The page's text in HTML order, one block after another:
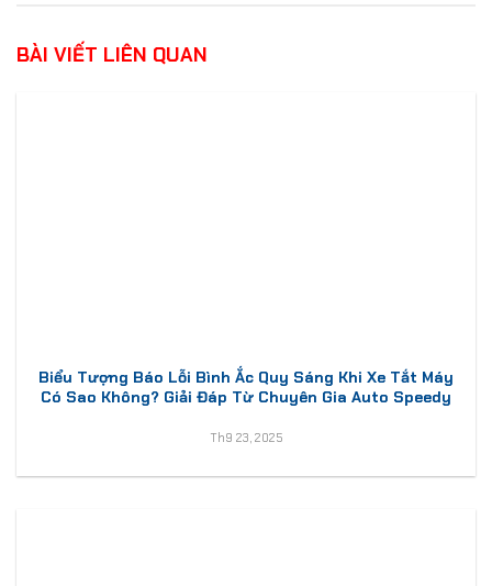
BÀI VIẾT LIÊN QUAN
Biểu Tượng Báo Lỗi Bình Ắc Quy Sáng Khi Xe Tắt Máy
Có Sao Không? Giải Đáp Từ Chuyên Gia Auto Speedy
Th9 23, 2025